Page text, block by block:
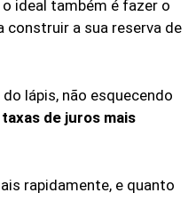
ideal também é fazer o
construir a sua reserva de
lápis, não esquecendo
de juros mais
rapidamente, e quanto